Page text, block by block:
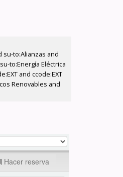
su-to:Alianzas and
to:Energía Eléctrica
and ccode:EXT
Renovables and
Hacer reserva